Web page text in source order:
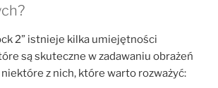
2” istnieje kilka umiejętności
są skuteczne w zadawaniu obrażeń
z nich, które warto rozważyć: